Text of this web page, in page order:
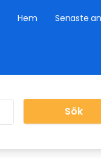
Hem Senaste
Sök